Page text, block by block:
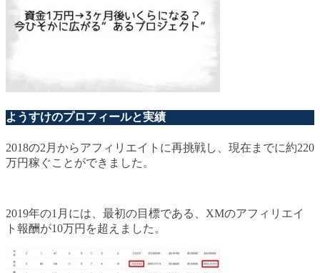
ようすけのプロフィールと実績
2018の2月からアフィリエイトに再挑戦し、現在までに約220
万円稼ぐことができました。
2019年の1月には、最初の目標である、XMのアフィリエイ
ト報酬が10万円を超えました。